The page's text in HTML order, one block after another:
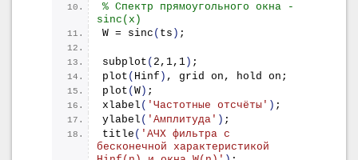
% Спектр прямоугольного окна -
sinc(x)
W = sinc ( ts ) ;
subplot ( 2,1,1 ) ;
plot ( Hinf ) , grid on, hold on;
plot ( W ) ;
xlabel ( 'Частотные отсчёты' ) ;
ylabel ( 'Амплитуда' ) ;
title ( 'АЧХ фильтра с
бесконечной характеристикой